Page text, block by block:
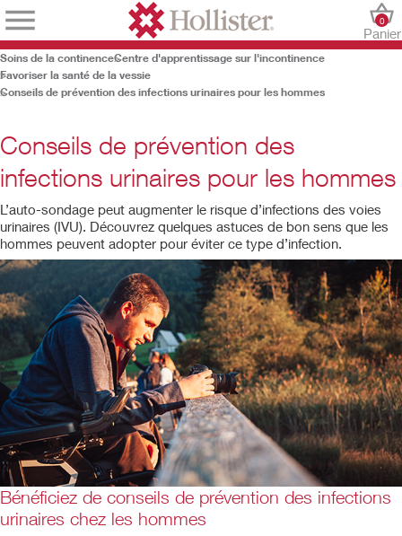
Panier
0
Soins de la continenceCentre d'apprentissage sur l'incontinence
Favoriser la santé de la vessie
Conseils de prévention des infections urinaires pour les hommes
Conseils de prévention des
infections urinaires pour les hommes
L’auto-sondage peut augmenter le risque d’infections des voies
urinaires (IVU). Découvrez quelques astuces de bon sens que les
hommes peuvent adopter pour éviter ce type d’infection.
Bénéficiez de conseils de prévention des infections
urinaires chez les hommes